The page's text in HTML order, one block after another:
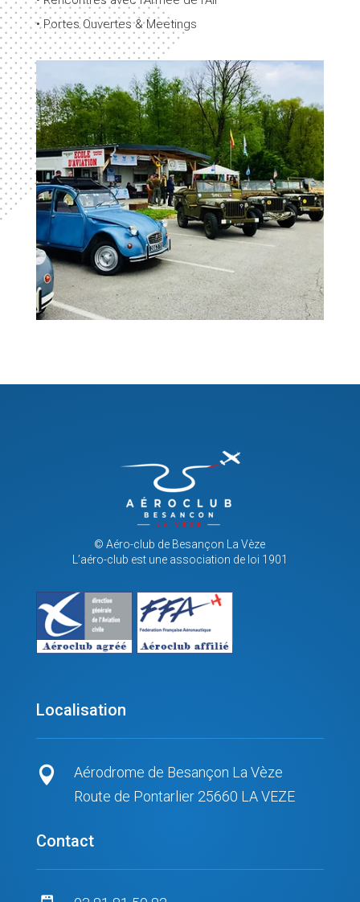
• Portes Ouvertes & Meetings
© Aéro-club de Besançon La Vèze
L’aéro-club est une association de loi 1901
Localisation

Aérodrome de Besançon La Vèze
Route de Pontarlier 25660 LA VEZE
Contact